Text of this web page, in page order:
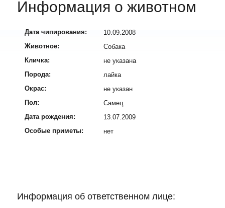
Информация о животном
Дата чипирования:
10.09.2008
Животное:
Собака
Кличка:
не указана
Порода:
лайка
Окрас:
не указан
Пол:
Самец
Дата рождения:
13.07.2009
Особые приметы:
нет
Информация об ответственном лице: